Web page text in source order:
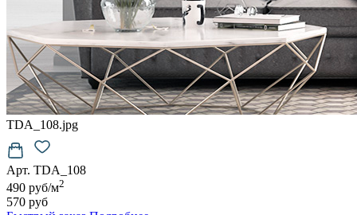
TDA_108.jpg
Арт. TDA_108
490 руб/м2
570 руб